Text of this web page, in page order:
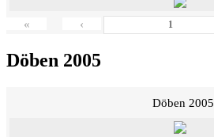
« ‹
Döben 2005
Döben 2005